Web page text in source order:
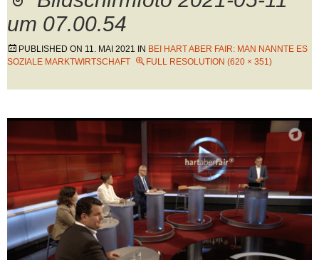
um 07.00.54
PUBLISHED ON 11. MAI 2021 IN BEI HART ABER FAIR: MAN NANNTE ES
SOZIALE MARKTWIRTSCHAFT
FULL RESOLUTION (620 × 351)